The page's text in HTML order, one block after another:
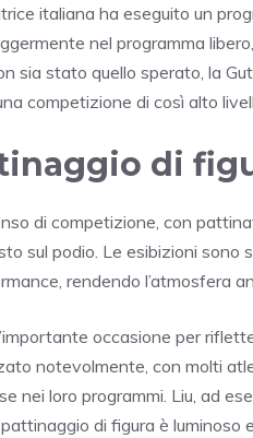
italiana ha eseguito un
nel programma
sia stato quello sperato, la
competizione di così alto
di
di competizione, con
sul podio. Le esibizioni sono
rendendo l’atmosfera
occasione per
notevolmente, con molti
nei loro programmi. Liu, ad
di figura è luminoso